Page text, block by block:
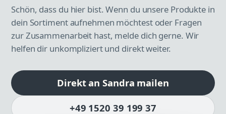
Schön, dass du hier bist. Wenn du unsere Produkte in
dein Sortiment aufnehmen möchtest oder Fragen
zur Zusammenarbeit hast, melde dich gerne. Wir
helfen dir unkompliziert und direkt weiter.
Direkt an Sandra mailen
+49 1520 39 199 37